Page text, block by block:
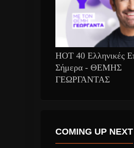
HOT 40 Ελληνικές
Σήμερα - ΘΕΜΗΣ
ΓΕΩΡΓΑΝΤΑΣ
COMING UP NEXT